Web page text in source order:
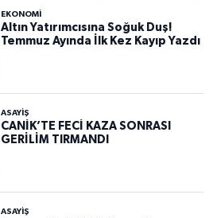
EKONOMİ
Altın Yatırımcısına Soğuk Duş!
Temmuz Ayında İlk Kez Kayıp Yazdı
ASAYIŞ
CANİK’TE FECİ KAZA SONRASI
GERİLİM TIRMANDI
ASAYIŞ